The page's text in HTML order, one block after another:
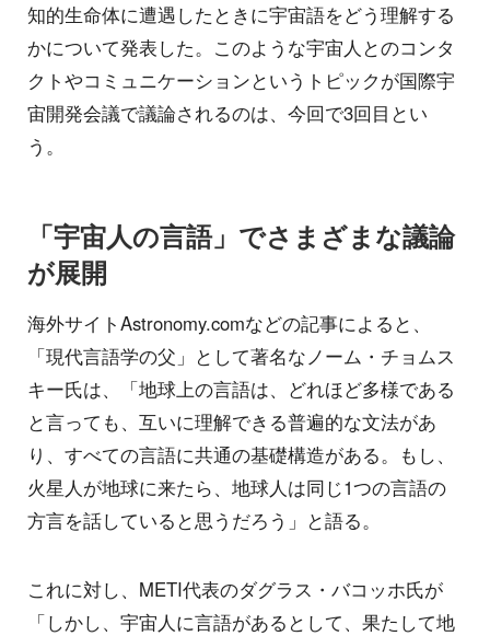
知的生命体に遭遇したときに宇宙語をどう理解する
かについて発表した。このような宇宙人とのコンタ
クトやコミュニケーションというトピックが国際宇
宙開発会議で議論されるのは、今回で3回目とい
う。
「宇宙人の言語」でさまざまな議論
が展開
海外サイトAstronomy.comなどの記事によると、
「現代言語学の父」として著名なノーム・チョムス
キー氏は、「地球上の言語は、どれほど多様である
と言っても、互いに理解できる普遍的な文法があ
り、すべての言語に共通の基礎構造がある。もし、
火星人が地球に来たら、地球人は同じ1つの言語の
方言を話していると思うだろう」と語る。
これに対し、METI代表のダグラス・バコッホ氏が
「しかし、宇宙人に言語があるとして、果たして地